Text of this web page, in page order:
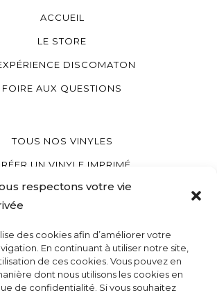
respectons votre vie
des cookies afin d’améliorer votre
En continuant à utiliser notre site,
de ces cookies. Vous pouvez en
dont nous utilisons les cookies en
de confidentialité. Si vous souhaitez
ACCUEIL
LE STORE
DISCOMATON
FOIRE AUX QUESTIONS
TOUS NOS VINYLES
UN VINYLE IMPRIMÉ
UN VINYLE COEUR
UNE POCHETTE VINYLE
MON COMPTE
CONTACT